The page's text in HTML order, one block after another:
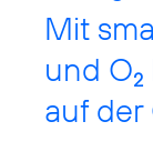
Mit
und O2
auf der